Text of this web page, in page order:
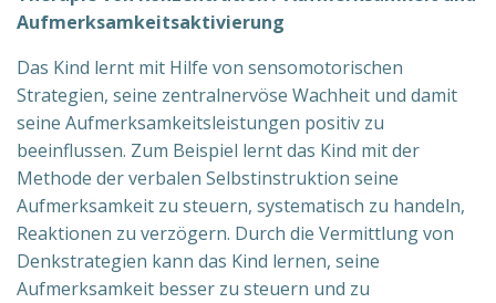
Aufmerksamkeitsaktivierung
Das Kind lernt mit Hilfe von sensomotorischen
Strategien, seine zentralnervöse Wachheit und damit
seine Aufmerksamkeitsleistungen positiv zu
beeinflussen. Zum Beispiel lernt das Kind mit der
Methode der verbalen Selbstinstruktion seine
Aufmerksamkeit zu steuern, systematisch zu handeln,
Reaktionen zu verzögern. Durch die Vermittlung von
Denkstrategien kann das Kind lernen, seine
Aufmerksamkeit besser zu steuern und zu